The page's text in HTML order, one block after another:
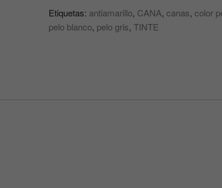
O
DEL
Etiquetas: antiamarillo, CANA, canas, color
pelo blanco, pelo gris, TINTE